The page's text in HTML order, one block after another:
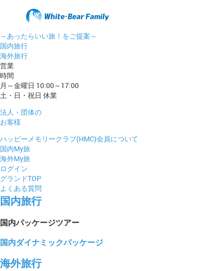
～あったらいい旅！をご提案～
国内旅行
海外旅行
営業
時間
月～金曜日 10:00～17:00
土・日・祝日 休業
法人・団体の
お客様
ハッピーメモリークラブ(HMC)会員について
国内My旅
海外My旅
ログイン
グランドTOP
よくある質問
国内旅行
国内パッケージツアー
国内ダイナミックパッケージ
海外旅行